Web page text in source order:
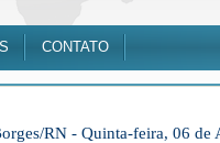
CONTATO
RN - Quinta-feira, 06 de